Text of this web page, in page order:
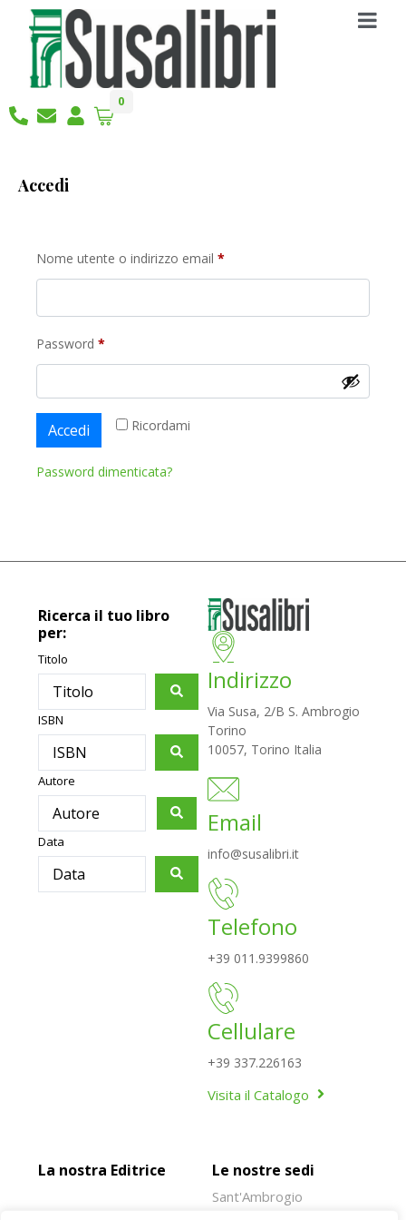
0
Accedi
Nome utente o indirizzo email *
Password *
Ricordami
Accedi
Password dimenticata?
Ricerca il tuo libro
per:
Titolo
ISBN
Autore
Data
Indirizzo
Via Susa, 2/B S. Ambrogio
Torino
10057, Torino Italia
Email
info@susalibri.it
Telefono
+39 011.9399860
Cellulare
+39 337.226163
Visita il Catalogo
La nostra Editrice Le nostre sedi
Sant'Ambrogio